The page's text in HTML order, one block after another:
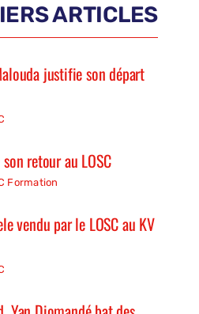
ARTICLES
justifie son départ
retour au LOSC
Formation
vendu par le LOSC au KV